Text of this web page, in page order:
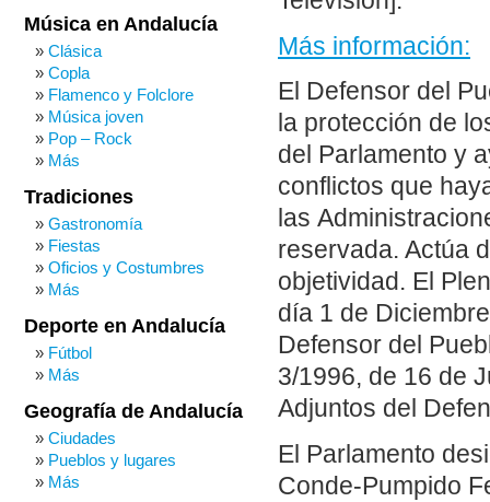
Más información:
El Defensor del
la protección de
del Parlamento y
conflictos que
las
reservada. Actúa
objetividad. El
día 1 de
Defensor del
3/1996, de 16 de
Adjuntos del
El Parlamento
Conde-Pumpido
Música en Andalucía
Clásica
Copla
Flamenco y Folclore
Música joven
Pop – Rock
Más
Tradiciones
Gastronomía
Fiestas
Oficios y Costumbres
Más
Deporte en Andalucía
Fútbol
Más
Geografía de Andalucía
Ciudades
Pueblos y lugares
Más